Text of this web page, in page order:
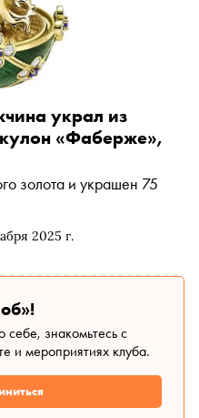
2025 г.
украл из
«Фаберже»,
золота и украшен 75
себе, знакомьтесь с
и мероприятиях клуба.